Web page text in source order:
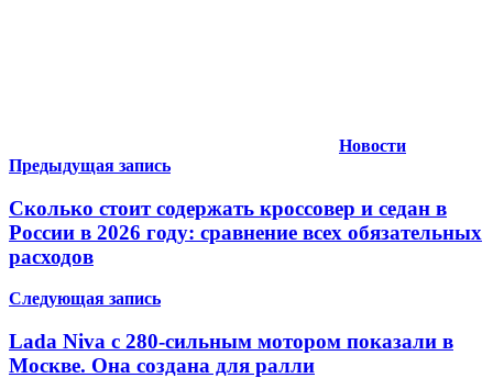
Новости
Навигация
по
записям
Предыдущая запись
Сколько стоит содержать кроссовер и седан в
России в 2026 году: сравнение всех обязательных
расходов
Следующая запись
Lada Niva с 280-сильным мотором показали в
Москве. Она создана для ралли